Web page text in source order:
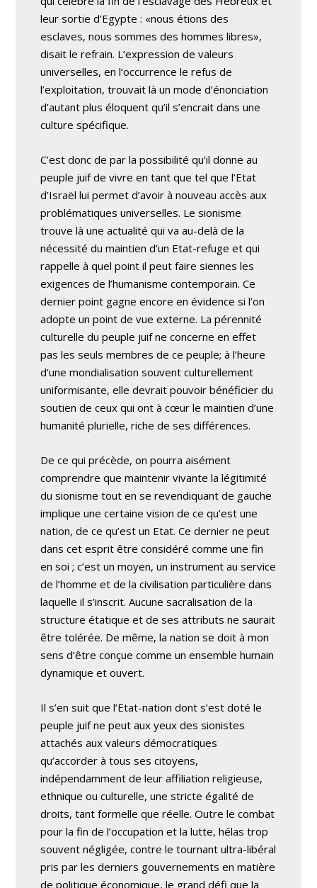
leur sortie d’Egypte : «nous étions des
esclaves, nous sommes des hommes libres»,
disait le refrain. L’expression de valeurs
universelles, en l’occurrence le refus de
l’exploitation, trouvait là un mode d’énonciation
d’autant plus éloquent qu’il s’encrait dans une
culture spécifique.
C’est donc de par la possibilité qu’il donne au
peuple juif de vivre en tant que tel que l’Etat
d’Israël lui permet d’avoir à nouveau accès aux
problématiques universelles. Le sionisme
trouve là une actualité qui va au-delà de la
nécessité du maintien d’un Etat-refuge et qui
rappelle à quel point il peut faire siennes les
exigences de l’humanisme contemporain. Ce
dernier point gagne encore en évidence si l’on
adopte un point de vue externe. La pérennité
culturelle du peuple juif ne concerne en effet
pas les seuls membres de ce peuple; à l’heure
d’une mondialisation souvent culturellement
uniformisante, elle devrait pouvoir bénéficier du
soutien de ceux qui ont à cœur le maintien d’une
humanité plurielle, riche de ses différences.
De ce qui précède, on pourra aisément
comprendre que maintenir vivante la légitimité
du sionisme tout en se revendiquant de gauche
implique une certaine vision de ce qu’est une
nation, de ce qu’est un Etat. Ce dernier ne peut
dans cet esprit être considéré comme une fin
en soi ; c’est un moyen, un instrument au service
de l’homme et de la civilisation particulière dans
laquelle il s’inscrit. Aucune sacralisation de la
structure étatique et de ses attributs ne saurait
être tolérée. De même, la nation se doit à mon
sens d’être conçue comme un ensemble humain
dynamique et ouvert.
Il s’en suit que l’Etat-nation dont s’est doté le
peuple juif ne peut aux yeux des sionistes
attachés aux valeurs démocratiques
qu’accorder à tous ses citoyens,
indépendamment de leur affiliation religieuse,
ethnique ou culturelle, une stricte égalité de
droits, tant formelle que réelle. Outre le combat
pour la fin de l’occupation et la lutte, hélas trop
souvent négligée, contre le tournant ultra-libéral
pris par les derniers gouvernements en matière
de politique économique, le grand défi que la